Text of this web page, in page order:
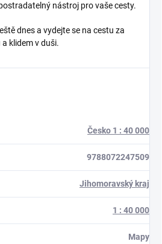
nástroj pro vaše cesty.
dnes a vydejte se na cestu za
klidem v duši.
Česko 1 : 40 000
9788072247509
Jihomoravský kraj
1 : 40 000
Mapy